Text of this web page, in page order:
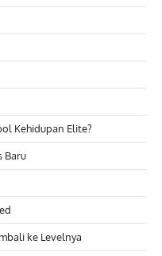
Kehidupan Elite?
Baru
ke Levelnya